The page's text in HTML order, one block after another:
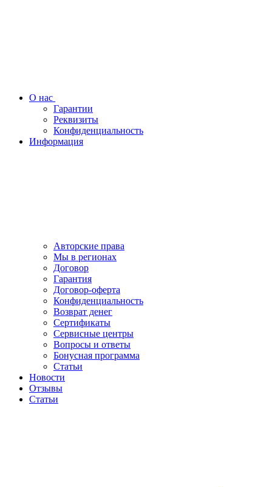
О нас
Гарантии
Реквизиты
Конфиденциальность
Информация
Авторские права
Мы в регионах
Договор
Гарантия
Договор-оферта
Конфиденциальность
Возврат денег
Сертификаты
Сервисные центры
Вопросы и ответы
Бонусная программа
Статьи
Новости
Отзывы
Статьи